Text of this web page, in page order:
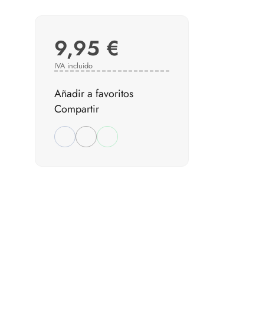
9,95 €
IVA incluido
Añadir a favoritos
Compartir